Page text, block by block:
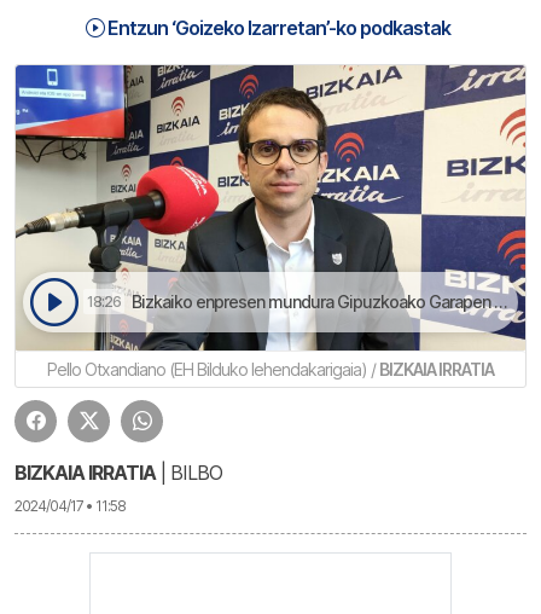
Entzun ‘Goizeko Izarretan’-ko podkastak
18:26 Bizkaiko enpresen mundura Gipuzkoako Garapen Agentzien eredua ekartea proposatu dau Pello Otxandianok | Goizeko Izarretan
Pello Otxandiano (EH Bilduko lehendakarigaia) /BIZKAIA IRRATIA
BIZKAIA IRRATIA| BILBO
2024/04/17 • 11:58